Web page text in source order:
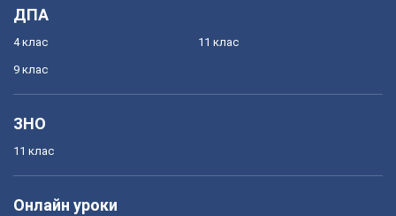
ДПА
4 клас
9 клас
11 клас
ЗНО
11 клас
Онлайн уроки